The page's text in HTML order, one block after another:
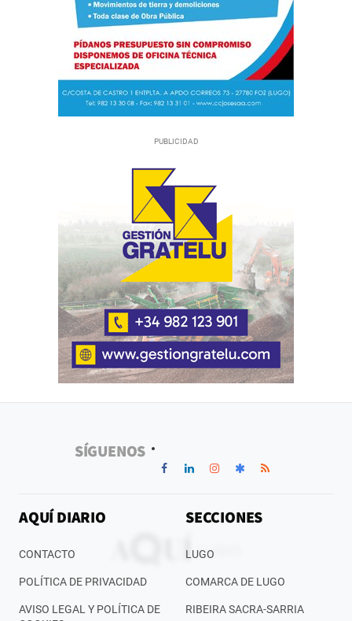
SÍGUENOS
AQUÍ DIARIO
CONTACTO
POLÍTICA DE PRIVACIDAD
AVISO LEGAL Y POLÍTICA DE
SECCIONES
LUGO
COMARCA DE LUGO
RIBEIRA SACRA-SARRIA